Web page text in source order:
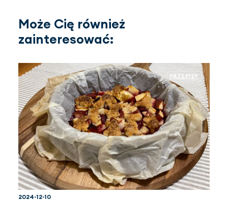
Może Cię również
zainteresować:
PRZEPISY
2024-12-10